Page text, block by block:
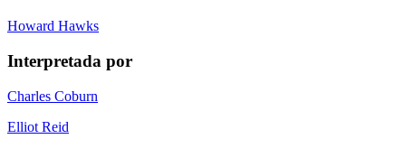
Howard Hawks
Interpretada por
Charles Coburn
Elliot Reid